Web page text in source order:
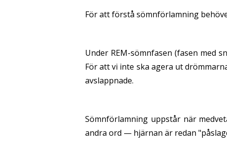
För att förstå sömnförlamning
Under REM-sömnfasen (fasen med
För att vi inte ska agera ut
avslappnade.
Sömnförlamning uppstår när
andra ord — hjärnan är redan